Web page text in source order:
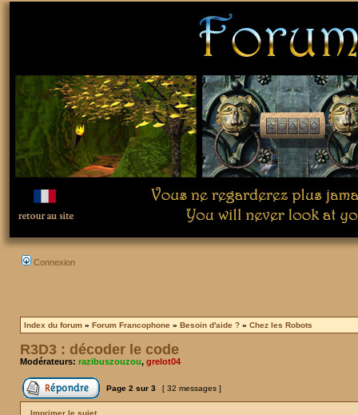
Connexion
Index du forum » Forum Francophone » Besoin d'aide ? » Chez les Robots
R3D3 : décoder le code
Modérateurs: razibuszouzou, grelot04
Page 2 sur 3 [ 32 messages ]
Imprimer le sujet